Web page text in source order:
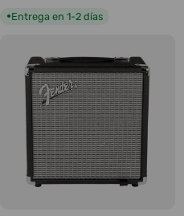
●Entrega en 1-2 días